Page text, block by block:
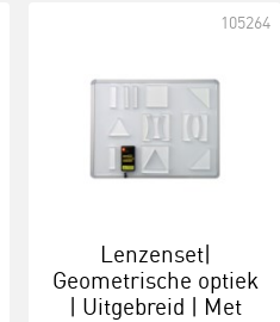
Lenzenset|
Geometrische optiek
| Uitgebreid | Met
105264